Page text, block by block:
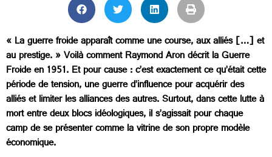
« La guerre froide apparaît comme une course, aux alliés […] et
au prestige. » Voilà comment Raymond Aron décrit la Guerre
Froide en 1951. Et pour cause : c’est exactement ce qu’était cette
période de tension, une guerre d’influence pour acquérir des
alliés et limiter les alliances des autres. Surtout, dans cette lutte à
mort entre deux blocs idéologiques, il s’agissait pour chaque
camp de se présenter comme la vitrine de son propre modèle
économique.